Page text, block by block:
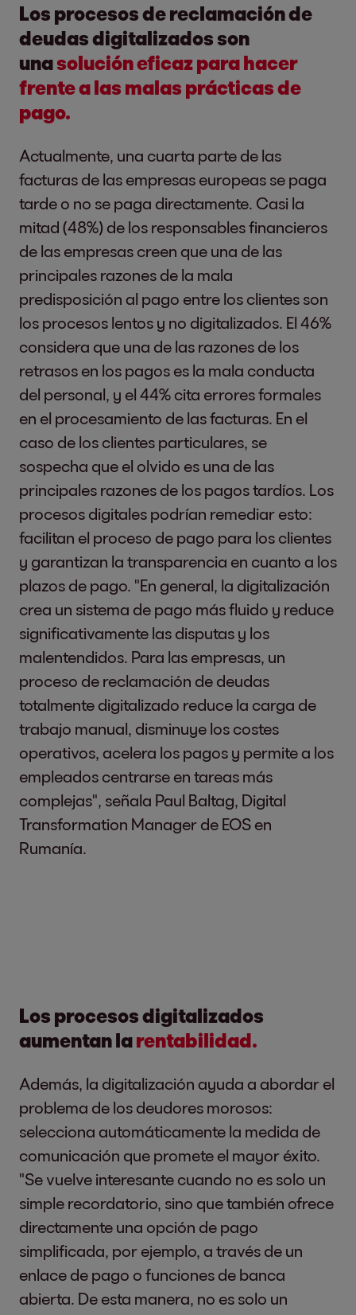
Los procesos de reclamación de
deudas digitalizados son
unasolución eficaz para hacer
frente a las malas prácticas de
pago.
Actualmente, una cuarta parte de las
facturas de las empresas europeas se paga
tarde o no se paga directamente. Casi la
mitad (48%) de los responsables financieros
de las empresas creen que una de las
principales razones de la mala
predisposición al pago entre los clientes son
los procesos lentos y no digitalizados. El 46%
considera que una de las razones de los
retrasos en los pagos es la mala conducta
del personal, y el 44% cita errores formales
en el procesamiento de las facturas. En el
caso de los clientes particulares, se
sospecha que el olvido es una de las
principales razones de los pagos tardíos. Los
procesos digitales podrían remediar esto:
facilitan el proceso de pago para los clientes
y garantizan la transparencia en cuanto a los
plazos de pago. "En general, la digitalización
crea un sistema de pago más fluido y reduce
significativamente las disputas y los
malentendidos. Para las empresas, un
proceso de reclamación de deudas
totalmente digitalizado reduce la carga de
trabajo manual, disminuye los costes
operativos, acelera los pagos y permite a los
empleados centrarse en tareas más
complejas", señala Paul Baltag, Digital
Transformation Manager de EOS en
Rumanía.
Los procesos digitalizados
aumentan larentabilidad.
Además, la digitalización ayuda a abordar el
problema de los deudores morosos:
selecciona automáticamente la medida de
comunicación que promete el mayor éxito.
"Se vuelve interesante cuando no es solo un
simple recordatorio, sino que también ofrece
directamente una opción de pago
simplificada, por ejemplo, a través de un
enlace de pago o funciones de banca
abierta. De esta manera, no es solo un